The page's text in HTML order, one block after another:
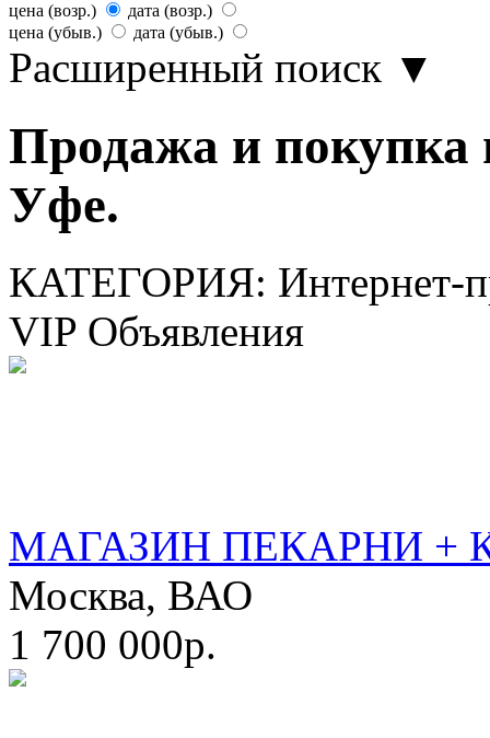
цена (возр.)
дата (возр.)
цена (убыв.)
дата (убыв.)
Расширенный поиск ▼
Продажа и покупка
Уфе.
КАТЕГОРИЯ: Интернет-
VIP Объявления
МАГАЗИН ПЕКАРНИ +
Москва, ВАО
1 700 000р.